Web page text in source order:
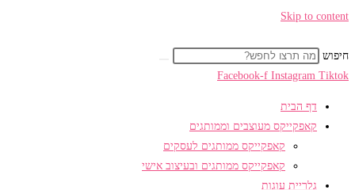
Skip to content
חיפוש
Facebook-f Instagram Tiktok
דף הבית
קאפקייקס מעוצבים וממותגים
קאפקייקס ממותגים לעסקים
קאפקייקס ממותגים ובעיצוב אישי
גלריית עוגות